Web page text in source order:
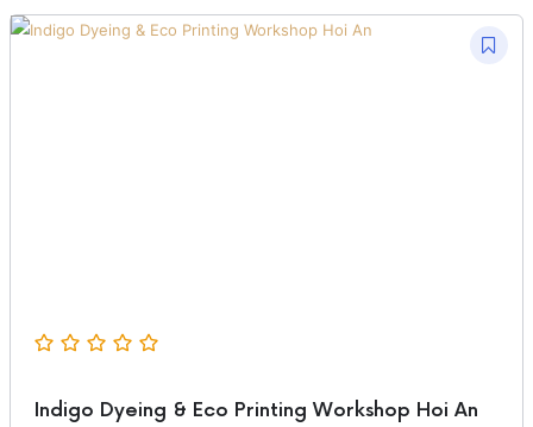
Indigo Dyeing & Eco Printing Workshop Hoi An